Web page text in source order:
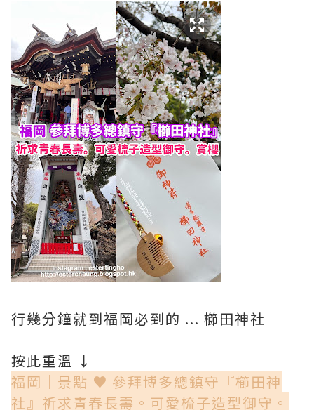
行幾分鐘就到福岡必到的 ... 櫛田神社
按此重溫 ↓
福岡│景點 ♥ 參拜博多總鎮守『櫛田神
社』祈求青春長壽。可愛梳子造型御守。